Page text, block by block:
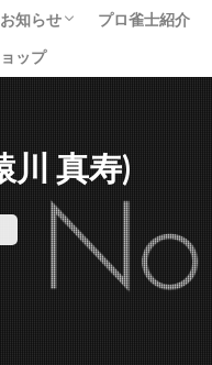
お知らせ
イベント
ニュース
すべて
プロ雀士紹介
ップ
川 真寿)